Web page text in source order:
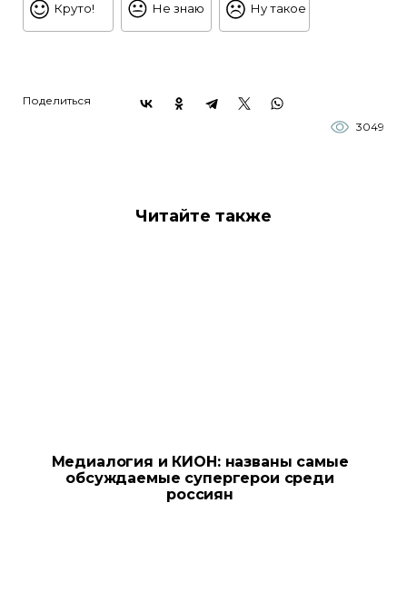
Круто! Не знаю Ну такое
Поделиться
3049
Читайте также
Медиалогия и КИОН: названы самые
обсуждаемые супергерои среди
россиян